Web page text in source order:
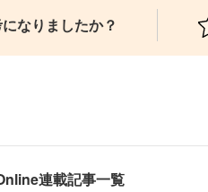
なりましたか？
連載記事一覧